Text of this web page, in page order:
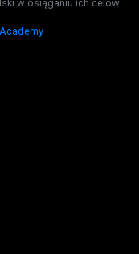
w osiąganiu ich celów.